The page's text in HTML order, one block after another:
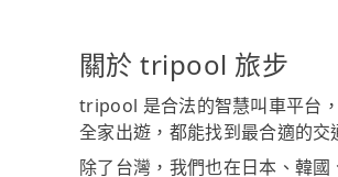
關於 tripool 旅步
tripool 是合法的智慧叫車平台
全家出遊，都能找到最合適的交
除了台灣，我們也在日本、韓